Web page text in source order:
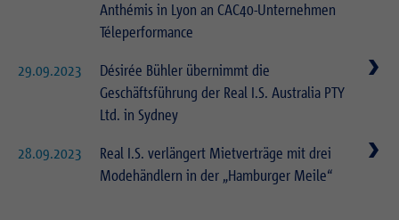
Anthémis in Lyon an CAC40-Unternehmen
Téleperformance
29.09.2023
Désirée Bühler übernimmt die
Geschäftsführung der Real I.S. Australia PTY
Ltd. in Sydney
28.09.2023
Real I.S. verlängert Mietverträge mit drei
Modehändlern in der „Hamburger Meile“